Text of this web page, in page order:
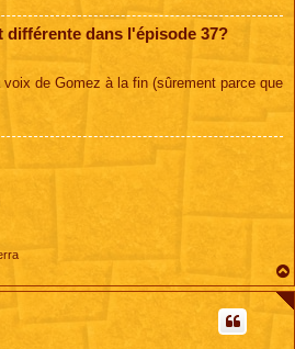
différente dans l'épisode 37?
de Gomez à la fin (sûrement parce que